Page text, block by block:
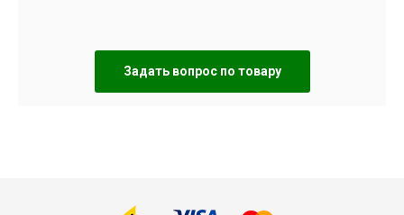
Задать вопрос по товару